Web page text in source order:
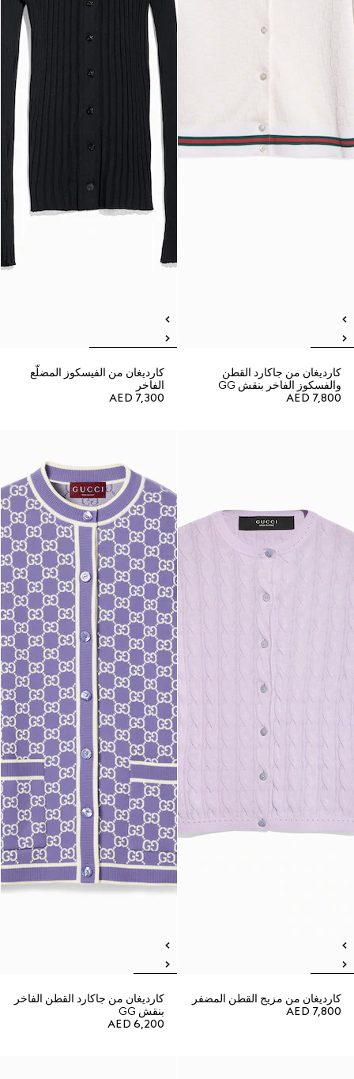
كارديغان من جاكارد القطن
والفسكوز الفاخر بنقش GG
AED 7,800
كارديغان من الفيسكوز المضلّع
الفاخر
AED 7,300
كارديغان من مزيج القطن المضفر
AED 7,800
كارديغان من جاكارد القطن الفاخر
بنقش GG
AED 6,200